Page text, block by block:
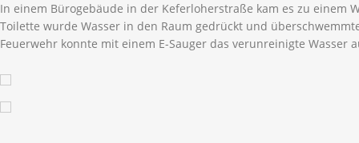
In einem Bürogebäude in der Keferloherstraße kam es zu einem
Toilette wurde Wasser in den Raum gedrückt und
Feuerwehr konnte mit einem E-Sauger das verunreinigte Wasser